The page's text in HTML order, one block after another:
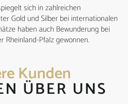
sich in zahlreichen
Gold und Silber bei internationalen
haben auch Bewunderung bei
Rheinland-Pfalz gewonnen.
Kunden
ÜBER UNS